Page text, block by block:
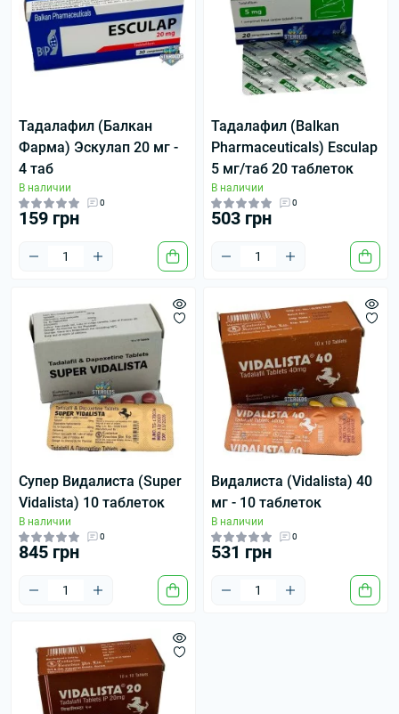
Тадалафил (Балкан
Фарма) Эскулап 20 мг -
4 таб
В наличии
0
159 грн
Тадалафил (Balkan
Pharmaceuticals) Esculap
5 мг/таб 20 таблеток
В наличии
0
503 грн
Супер Видалиста (Super
Vidalista) 10 таблеток
В наличии
0
845 грн
Видалиста (Vidalista) 40
мг - 10 таблеток
В наличии
0
531 грн